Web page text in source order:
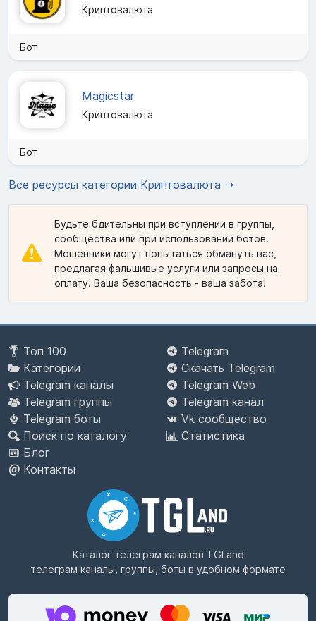
Криптовалюта
Бот
Magicstar
Криптовалюта
Бот
Все ресурсы категории Криптовалюта
Будьте бдительны при вступлении в группы,
сообщества или при использовании ботов.
Мошенники могут попытаться обмануть вас,
предлагая фальшивые услуги или запросы на
оплату. Ваша безопасность - ваша забота!
Топ 100
Категории
Telegram каналы
Telegram группы
Telegram боты
Поиск по каталогу
Блог
Контакты
Telegram
Скачать Telegram
Telegram Web
Telegram канал
Vk сообщество
Статистика
Каталог телеграм каналов TGLand
телеграм каналы, группы, боты в удобном формате